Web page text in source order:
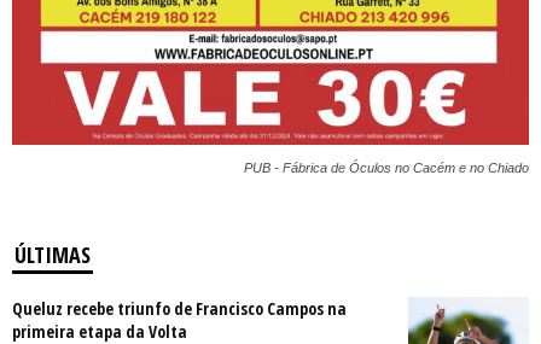
PUB - Fábrica de Óculos no Cacém e no Chiado
ÚLTIMAS
Queluz recebe triunfo de Francisco Campos na
primeira etapa da Volta